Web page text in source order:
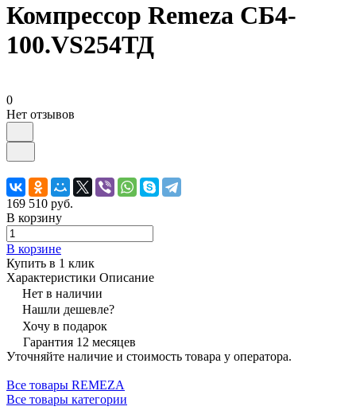
Компрессор Remeza СБ4-
100.VS254ТД
0
Нет отзывов
169 510 руб.
В корзину
В корзине
Купить в 1 клик
Характеристики Описание
Нет в наличии
Нашли дешевле?
Хочу в подарок
Гарантия 12 месяцев
Уточняйте наличие и стоимость товара у оператора.
Все товары REMEZA
Все товары категории